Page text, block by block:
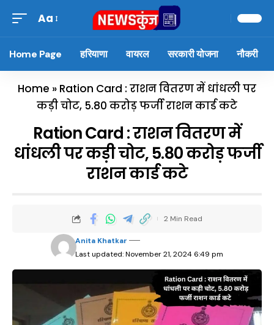
Aa
Home Page हरियाणा वायरल सरकारी योजना नौकरी
Home » Ration Card : राशन वितरण में धांधली पर
कड़ी चोट, 5.80 करोड़ फर्जी राशन कार्ड कटे
Ration Card : राशन वितरण में
धांधली पर कड़ी चोट, 5.80 करोड़ फर्जी
राशन कार्ड कटे
Last updated: November 21, 2024 6:49 pm
Anita Khatkar
2 Min Read